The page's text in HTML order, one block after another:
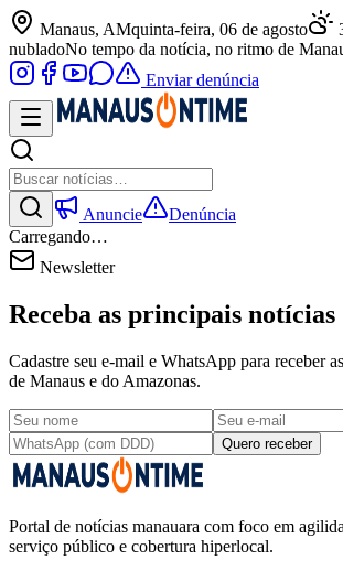
Manaus, AMquinta-feira, 06 de agosto
nubladoNo tempo da notícia, no ritmo de
Enviar denúncia
Anuncie
Denúncia
Carregando…
Newsletter
Receba as principais notícias
Cadastre seu e-mail e WhatsApp para receber
de Manaus e do Amazonas.
Quero receber
Portal de notícias manauara com foco em
serviço público e cobertura hiperlocal.